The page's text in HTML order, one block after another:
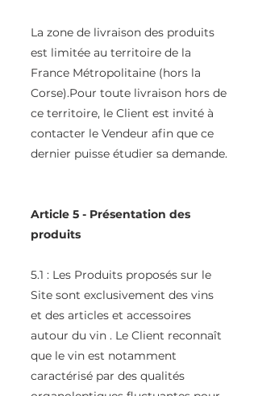
La zone de livraison des produits
est limitée au territoire de la
France Métropolitaine (hors la
Corse).Pour toute livraison hors de
ce territoire, le Client est invité à
contacter le Vendeur afin que ce
dernier puisse étudier sa demande.
Article 5 - Présentation des
produits
5.1 : Les Produits proposés sur le
Site sont exclusivement des vins
et des articles et accessoires
autour du vin . Le Client reconnaît
que le vin est notamment
caractérisé par des qualités